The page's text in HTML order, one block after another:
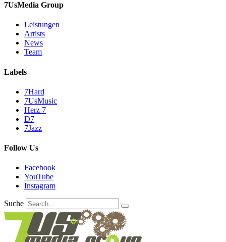
7UsMedia Group
Leistungen
Artists
News
Team
Labels
7Hard
7UsMusic
Herz 7
D7
7Jazz
Follow Us
Facebook
YouTube
Instagram
Suche